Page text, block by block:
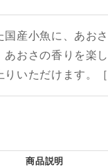
国産小魚に、あお
あおさの香りを楽
いただけます。［
商品説明